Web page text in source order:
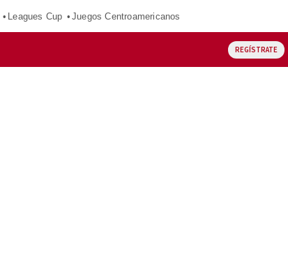
Leagues Cup Juegos Centroamericanos
REGÍSTRATE